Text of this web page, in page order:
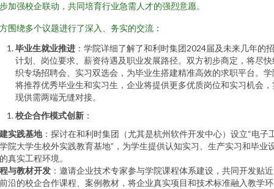
加强校企联动，共同培育行业急需人才的强烈意愿。
围绕多个议题进行了深入、务实的交流：
毕业生就业推进 ：学院详细了解了和利时集团2024届及未来几年的
计划、岗位要求、薪资待遇及职业发展路径。双方初步商定，将尽快
织专场招聘会、实习双选会，为毕业生搭建精准高效的求职平台。学
将推荐优秀毕业生和实习生，企业将提供更多优质岗位和实习机会，
现供需两端无缝对接。
校企合作模式创新 ：
实践基地：探讨在和利时集团（尤其是杭州软件开发中心）设立“电子
院大学生校外实践教育基地”，为学生提供认知实习、生产实习和毕业
真实工程环境。
与教材开发 ：邀请企业技术专家参与学院课程体系建设，共同开发贴
沿的校企合作课程、案例教材，将企业真实项目和技术标准融入教学环